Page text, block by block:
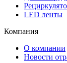
LED ленты
Компания
О компании
Новости